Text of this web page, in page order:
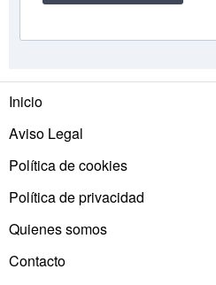
Inicio
Aviso Legal
Política de cookies
Política de privacidad
Quienes somos
Contacto